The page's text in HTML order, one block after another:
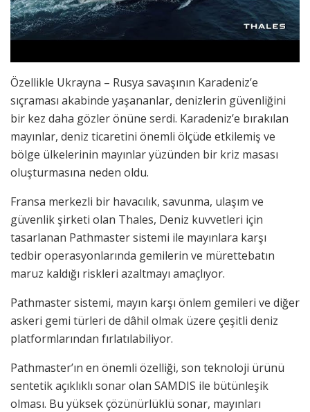
Özellikle Ukrayna – Rusya savaşının Karadeniz’e
sıçraması akabinde yaşananlar, denizlerin güvenliğini
bir kez daha gözler önüne serdi. Karadeniz’e bırakılan
mayınlar, deniz ticaretini önemli ölçüde etkilemiş ve
bölge ülkelerinin mayınlar yüzünden bir kriz masası
oluşturmasına neden oldu.
Fransa merkezli bir havacılık, savunma, ulaşım ve
güvenlik şirketi olan Thales, Deniz kuvvetleri için
tasarlanan Pathmaster sistemi ile mayınlara karşı
tedbir operasyonlarında gemilerin ve mürettebatın
maruz kaldığı riskleri azaltmayı amaçlıyor.
Pathmaster sistemi, mayın karşı önlem gemileri ve diğer
askeri gemi türleri de dâhil olmak üzere çeşitli deniz
platformlarından fırlatılabiliyor.
Pathmaster’ın en önemli özelliği, son teknoloji ürünü
sentetik açıklıklı sonar olan SAMDIS ile bütünleşik
olması. Bu yüksek çözünürlüklü sonar, mayınları